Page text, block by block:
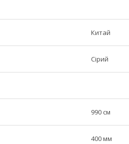
Китай
Сірий
990 см
400 мм